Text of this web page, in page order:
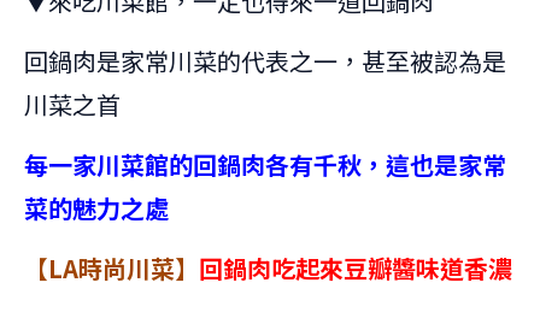
回鍋肉是家常川菜的代表之一，甚至被認為是
川菜之首
每一家川菜館的回鍋肉各有千秋，這也是家常
菜的魅力之處
【LA時尚川菜】 回鍋肉吃起來豆瓣醬味道香濃